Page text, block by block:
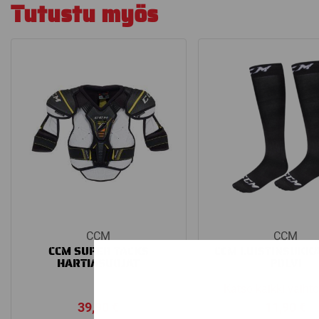
Tutustu myös
CCM
CCM SUPER TACKS
HARTIASUOJAT
39,90
CCM
Katso kaikki